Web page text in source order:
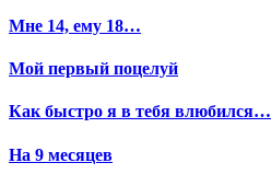
Мне 14, ему 18…
Мой первый поцелуй
Как быстро я в тебя влюбился…
На 9 месяцев